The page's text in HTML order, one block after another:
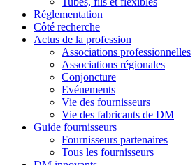
Réglementation
Côté recherche
Actus de la profession
Associations professionnelles
Associations régionales
Conjoncture
Evénements
Vie des fournisseurs
Vie des fabricants de DM
Guide fournisseurs
Fournisseurs partenaires
Tous les fournisseurs